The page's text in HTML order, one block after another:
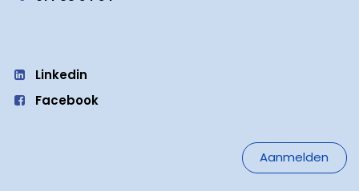
Linkedin
Facebook
Aanmelden